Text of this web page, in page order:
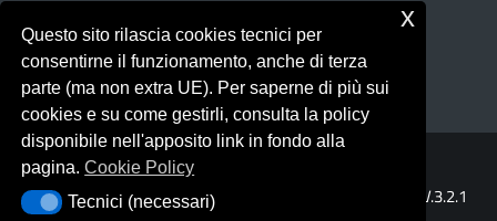
Dichiarazione di accessibilità
Portale realizzato con la piattaforma
Template Italia configurato sul tema accessibile
V.3.2.1
Questo sito rilascia cookies tecnici per
consentirne il funzionamento, anche di terza
parte (ma non extra UE). Per saperne di più sui
cookies e su come gestirli, consulta la policy
disponibile nell'apposito link in fondo alla
pagina.Cookie Policy
Tecnici (necessari)
Tecnici (necessari)
x